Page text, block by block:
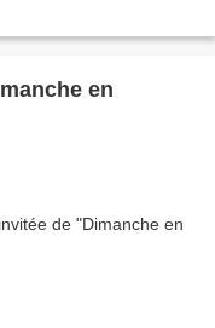
en